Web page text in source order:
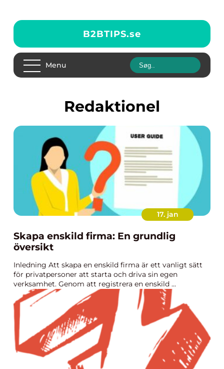
B2BTIPS.se
Menu
redaktionel
17. jan
Skapa enskild firma: En grundlig
översikt
Inledning Att skapa en enskild firma är ett vanligt sätt
för privatpersoner att starta och driva sin egen
verksamhet. Genom att registrera en enskild ...